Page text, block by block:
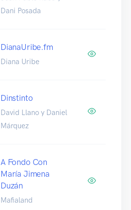
Dani Posada
DianaUribe.fm
Diana Uribe
Dinstinto
David Llano y Daniel
Márquez
A Fondo Con
María Jimena
Duzán
Mafialand